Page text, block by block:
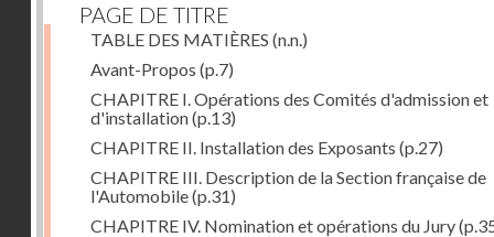
PAGE DE TITRE
TABLE DES MATIÈRES (n.n.)
Avant-Propos (p.7)
CHAPITRE I. Opérations des Comités d'admission et
d'installation(p.13)
CHAPITRE II. Installation des Exposants (p.27)
CHAPITRE III. Description de la Section française de
l'Automobile(p.31)
CHAPITRE IV. Nomination et opérations du Jury